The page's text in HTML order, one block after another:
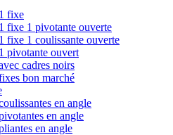
fixe
fixe 1 pivotante ouverte
fixe 1 coulissante ouverte
pivotante ouvert
cadres noirs
bon marché
en angle
en angle
en angle